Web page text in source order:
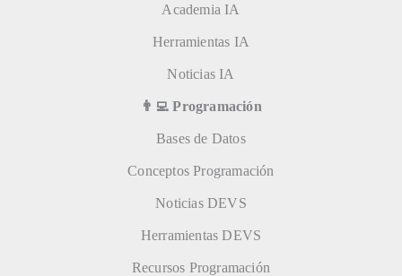
Academia IA
Herramientas IA
Noticias IA
👨‍💻 Programación
Bases de Datos
Conceptos Programación
Noticias DEVS
Herramientas DEVS
Recursos Programación